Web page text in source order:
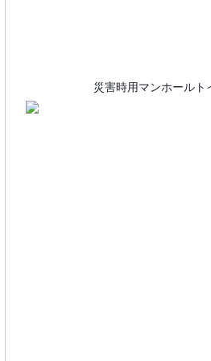
災害時用マンホールトイ